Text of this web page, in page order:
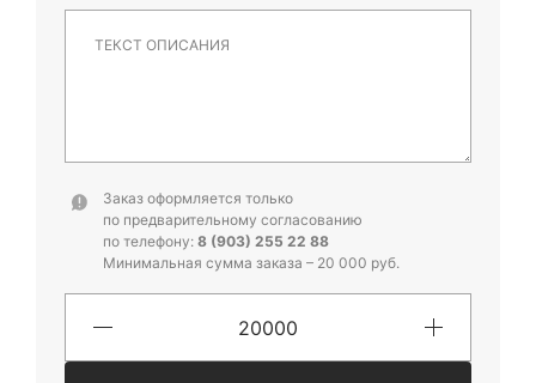
Заказ оформляется только
по предварительному согласованию
по телефону: 8 (903) 255 22 88
Минимальная сумма заказа – 20 000 руб.